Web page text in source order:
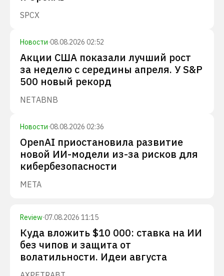
SPCX
Новости·08.08.2026 02:52
Акции США показали лучший рост
за неделю с середины апреля. У S&P
500 новый рекорд
NETABNB
Новости·08.08.2026 02:36
OpenAI приостановила развитие
новой ИИ-модели из-за рисков для
кибербезопасности
META
Review·07.08.2026 11:15
Куда вложить $10 000: ставка на ИИ
без чипов и защита от
волатильности. Идеи августа